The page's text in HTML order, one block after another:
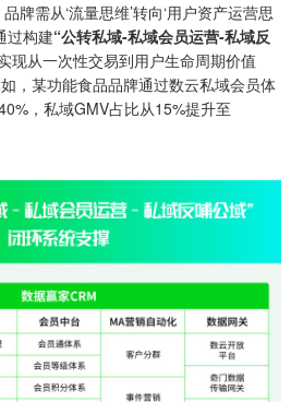
牌需从‘流量思维’转向‘用户资产运营思
过构建“公转私域-私域会员运营-私域反
现从一次性交易到用户生命周期价值
，某功能食品品牌通过数云私域会员体
，私域GMV占比从15%提升至